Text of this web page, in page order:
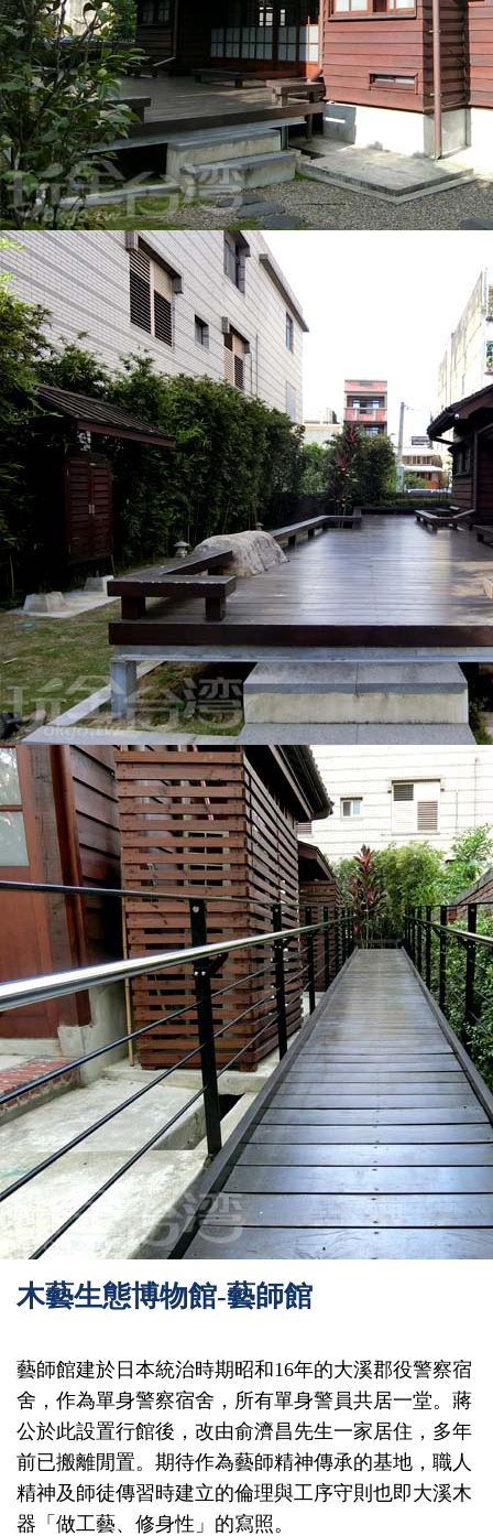
木藝生態博物館-藝師館
藝師館建於日本統治時期昭和16年的大溪郡役警察宿
舍，作為單身警察宿舍，所有單身警員共居一堂。蔣
公於此設置行館後，改由俞濟昌先生一家居住，多年
前已搬離閒置。期待作為藝師精神傳承的基地，職人
精神及師徒傳習時建立的倫理與工序守則也即大溪木
器「做工藝、修身性」的寫照。